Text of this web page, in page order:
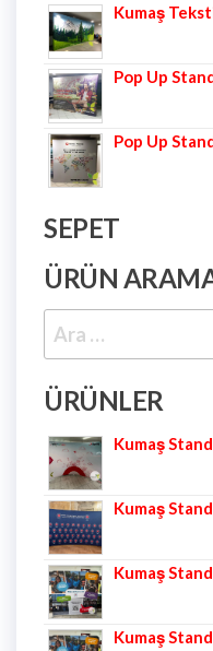
Kumaş
Pop Up
Pop Up
SEPET
ÜRÜN
ÜRÜNLER
Kumaş
Kumaş
Kumaş
Kumaş